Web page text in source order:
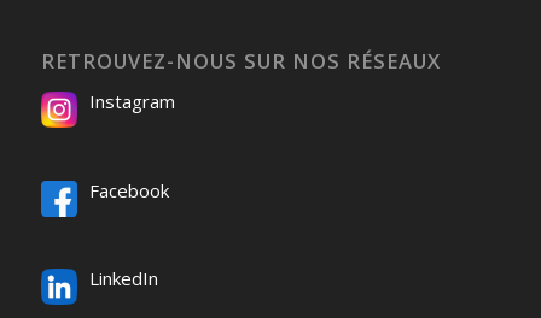
RETROUVEZ-NOUS SUR NOS RÉSEAUX
Instagram
Facebook
LinkedIn